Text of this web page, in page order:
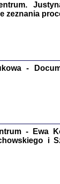
nr
NIE WIEMY
zeznania
-
- Ewa
i